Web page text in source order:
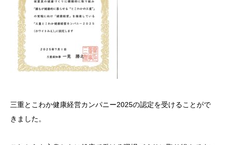
三重とこわか健康経営カンパニー2025の認定を受けることがで
きました。